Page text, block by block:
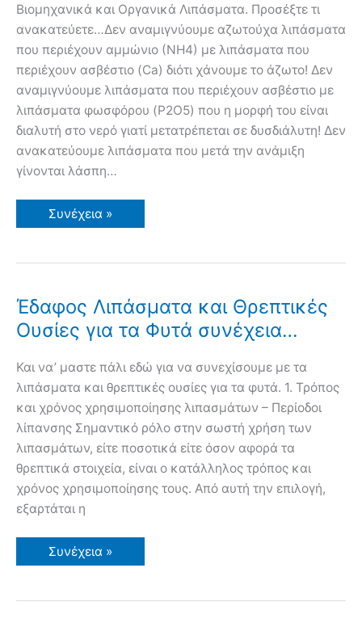
Βιομηχανικά και Οργανικά Λιπάσματα. Προσέξτε τι
ανακατεύετε…Δεν αναμιγνύουμε αζωτούχα λιπάσματα
που περιέχουν αμμώνιο (ΝΗ4) με λιπάσματα που
περιέχουν ασβέστιο (Ca) διότι χάνουμε το άζωτο! Δεν
αναμιγνύουμε λιπάσματα που περιέχουν ασβέστιο με
λιπάσματα φωσφόρου (P2O5) που η μορφή του είναι
διαλυτή στο νερό γιατί μετατρέπεται σε δυσδιάλυτη! Δεν
ανακατεύουμε λιπάσματα που μετά την ανάμιξη
γίνονται λάσπη…
Βιομηχανικά
και
(Κοπριά,
Λίπανση,
Αμειψισπορά,
Χώματα)
Συνέχεια »
Έδαφος Λιπάσματα και Θρεπτικές
Ουσίες για τα Φυτά συνέχεια…
Και να’ μαστε πάλι εδώ για να συνεχίσουμε με τα
λιπάσματα και θρεπτικές ουσίες για τα φυτά. 1. Τρόπος
και χρόνος χρησιμοποίησης λιπασμάτων – Περίοδοι
λίπανσης Σημαντικό ρόλο στην σωστή χρήση των
λιπασμάτων, είτε ποσοτικά είτε όσον αφορά τα
θρεπτικά στοιχεία, είναι ο κατάλληλος τρόπος και
χρόνος χρησιμοποίησης τους. Από αυτή την επιλογή,
εξαρτάται η
Έδαφος
Λιπάσματα
Ουσίες
Συνέχεια »